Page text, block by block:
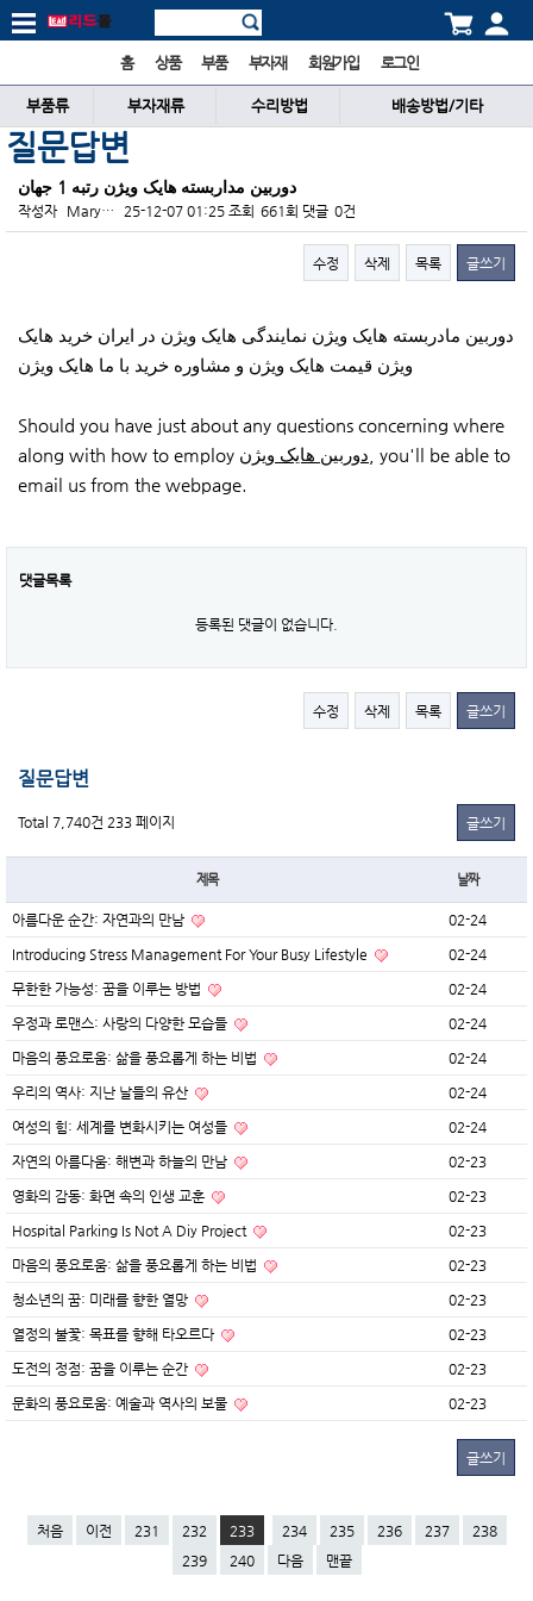
홈 상품 부품 부자재 회원가입 로그인
부품류 부자재류 수리방법 배송방법/기타
질문답변
دوربین مداربسته هایک ویژن رتبه 1 جهان
작성자 Mary… 25-12-07 01:25 조회 661회 댓글 0건
수정 삭제 목록 글쓰기
دوربین مادربسته هایک ویژن نمایندگی هایک ویژن در ایران خرید هایک
ویژن قیمت هایک ویژن و مشاوره خرید با ما هایک ویژن
Should you have just about any questions concerning where
along with how to employ دوربین هایک ویژن , you'll be able to
email us from the webpage.
댓글목록
등록된 댓글이 없습니다.
수정 삭제 목록 글쓰기
질문답변
Total 7,740건 233 페이지 글쓰기
제목 날짜
아름다운 순간: 자연과의 만남 02-24
Introducing Stress Management For Your Busy Lifestyle 02-24
무한한 가능성: 꿈을 이루는 방법 02-24
우정과 로맨스: 사랑의 다양한 모습들 02-24
마음의 풍요로움: 삶을 풍요롭게 하는 비법 02-24
우리의 역사: 지난 날들의 유산 02-24
여성의 힘: 세계를 변화시키는 여성들 02-24
자연의 아름다움: 해변과 하늘의 만남 02-23
영화의 감동: 화면 속의 인생 교훈 02-23
Hospital Parking Is Not A Diy Project 02-23
마음의 풍요로움: 삶을 풍요롭게 하는 비법 02-23
청소년의 꿈: 미래를 향한 열망 02-23
열정의 불꽃: 목표를 향해 타오르다 02-23
도전의 정점: 꿈을 이루는 순간 02-23
문화의 풍요로움: 예술과 역사의 보물 02-23
글쓰기
처음 이전 231 232 233 234 235 236 237
238
239
240 다음 맨끝